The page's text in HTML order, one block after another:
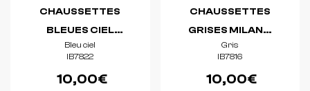
CHAUSSETTES
BLEUES CIEL
MILANO 23
Bleu ciel
IB7822
10,00€
CHAUSSETTES
GRISES MILANO
23
Gris
IB7816
10,00€